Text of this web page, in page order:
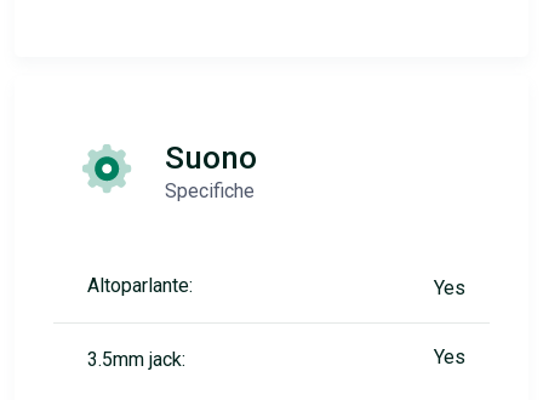
Suono
Specifiche
Altoparlante: Yes
3.5mm jack: Yes